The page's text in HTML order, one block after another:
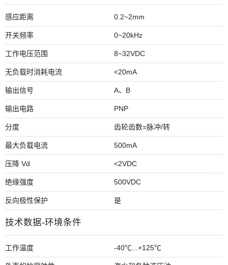
感应距离 0.2~2mm
开关频率 0~20kHz
工作电压范围 8~32VDC
无负载时消耗电流 <20mA
输出信号 A、B
输出电路 PNP
分度 齿轮齿数=脉冲/转
最大负载电流 500mA
压降 Vd <2VDC
绝缘强度 500VDC
反向极性保护 是
技术数据-环境条件
工作温度 -40℃...+125℃